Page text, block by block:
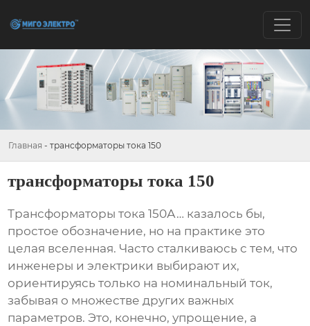
Главная - трансформаторы тока 150
трансформаторы тока 150
Трансформаторы тока 150А… казалось бы,
простое обозначение, но на практике это
целая вселенная. Часто сталкиваюсь с тем, что
инженеры и электрики выбирают их,
ориентируясь только на номинальный ток,
забывая о множестве других важных
параметров. Это, конечно, упрощение, а